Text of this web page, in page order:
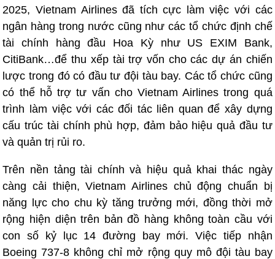
2025, Vietnam Airlines đã tích cực làm việc với các
ngân hàng trong nước cũng như các tổ chức định chế
tài chính hàng đầu Hoa Kỳ như US EXIM Bank,
CitiBank…để thu xếp tài trợ vốn cho các dự án chiến
lược trong đó có đầu tư đội tàu bay. Các tổ chức cũng
có thể hỗ trợ tư vấn cho Vietnam Airlines trong quá
trình làm việc với các đối tác liên quan để xây dựng
cấu trúc tài chính phù hợp, đảm bảo hiệu quả đầu tư
và quản trị rủi ro.
Trên nền tảng tài chính và hiệu quả khai thác ngày
càng cải thiện, Vietnam Airlines chủ động chuẩn bị
năng lực cho chu kỳ tăng trưởng mới, đồng thời mở
rộng hiện diện trên bản đồ hàng không toàn cầu với
con số kỷ lục 14 đường bay mới. Việc tiếp nhận
Boeing 737-8 không chỉ mở rộng quy mô đội tàu bay